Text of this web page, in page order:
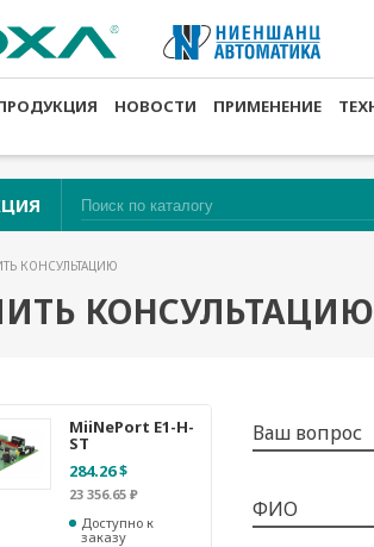
НОВОСТИ ПРИМЕНЕНИЕ
КОНСУЛЬТАЦИЮ
КОНСУЛЬТАЦИЮ
MiiNePort E1-H-
ST
284.26 $
23 356.65 ₽
Доступно к
заказу
Ваш вопрос
ФИО